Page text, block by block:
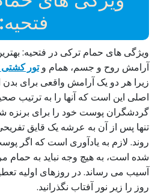
فتحیه:
ویژگی های حمام ترکی در فتحیه:
آرامش روح و جسم، همام وتور کشتی
زیرا هر دو یک آرامش واقعی برای بدن
اصلی این است که آنها را به ترتیب صحیح
گردشگران پوست خود را برای برنزه
تنها پس از آن به عرشه یک قایق
روند. لازم به یادآوری است که اگر
شده است، به هیچ وجه نباید به حمام
آسیب می رساند. در روزهای اولیه
روز را زیر نور آفتاب نگذرانید.